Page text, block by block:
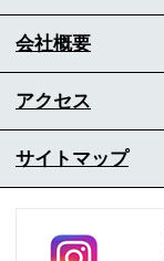
会社概要
アクセス
サイトマップ